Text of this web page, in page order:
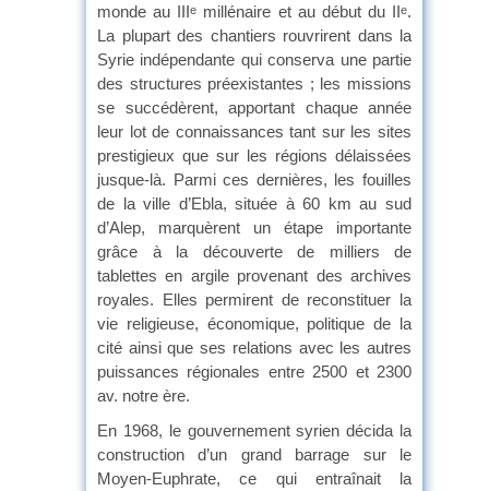
monde au IIIe millénaire et au début du IIe.
La plupart des chantiers rouvrirent dans la
Syrie indépendante qui conserva une partie
des structures préexistantes ; les missions
se succédèrent, apportant chaque année
leur lot de connaissances tant sur les sites
prestigieux que sur les régions délaissées
jusque-là. Parmi ces dernières, les fouilles
de la ville d’Ebla, située à 60 km au sud
d’Alep, marquèrent un étape importante
grâce à la découverte de milliers de
tablettes en argile provenant des archives
royales. Elles permirent de reconstituer la
vie religieuse, économique, politique de la
cité ainsi que ses relations avec les autres
puissances régionales entre 2500 et 2300
av. notre ère.
En 1968, le gouvernement syrien décida la
construction d’un grand barrage sur le
Moyen-Euphrate, ce qui entraînait la